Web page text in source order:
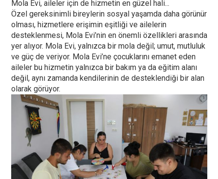
Mola Evi, aileler için de hizmetin en güzel hali...
Özel gereksinimli bireylerin sosyal yaşamda daha görünür
olması, hizmetlere erişimin eşitliği ve ailelerin
desteklenmesi, Mola Evi’nin en önemli özellikleri arasında
yer alıyor. Mola Evi, yalnızca bir mola değil; umut, mutluluk
ve güç de veriyor. Mola Evi’ne çocuklarını emanet eden
aileler bu hizmetin yalnızca bir bakım ya da eğitim alanı
değil, aynı zamanda kendilerinin de desteklendiği bir alan
olarak görüyor.